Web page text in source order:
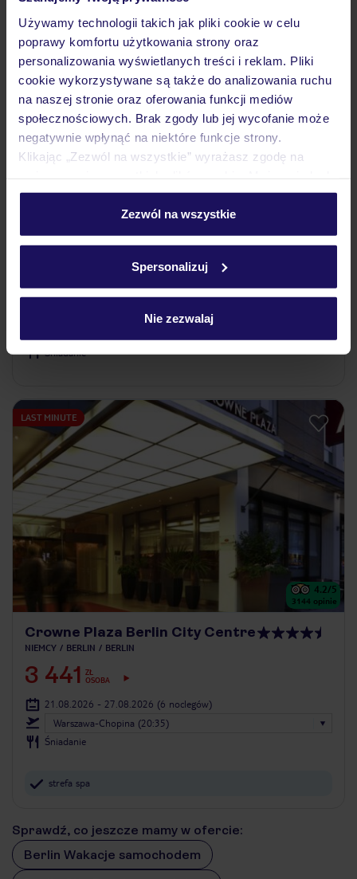
Używamy technologii takich jak pliki cookie w celu
poprawy komfortu użytkowania strony oraz
personalizowania wyświetlanych treści i reklam. Pliki
cookie wykorzystywane są także do analizowania ruchu
na naszej stronie oraz oferowania funkcji mediów
społecznościowych. Brak zgody lub jej wycofanie może
negatywnie wpłynąć na niektóre funkcje strony.
Klikając „Zezwól na wszystkie” wyrażasz zgodę na
personalizować swój wybór wchodząc w zakładkę
Szczegółowe informacje o plikach cookie znajdziesz
Zezwól na wszystkie
Spersonalizuj
Nie zezwalaj
ZALICZKA 25%
NH Berlin-Alexanderplatz
3 330 OSOBA
16.10.2026 - 22.10.2026 (6 noclegów)
Śniadanie
LAST MINUTE
4.2/5
3144 opinie
Crowne Plaza Berlin City Centre
NIEMCY BERLIN BERLIN
3 441
ZŁ
OSOBA
21.08.2026 - 27.08.2026 (6 noclegów)
Warszawa-Chopina (20:35)
Śniadanie
strefa spa
Sprawdź, co jeszcze mamy w ofercie:
Berlin Wakacje samochodem